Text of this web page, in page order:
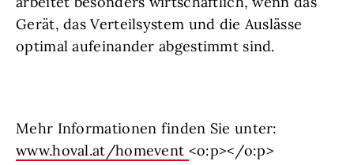
Gerät, das Verteilsystem und die Auslässe
optimal aufeinander abgestimmt sind.
Mehr Informationen finden Sie unter:
www.hoval.at/homevent <o:p></o:p>